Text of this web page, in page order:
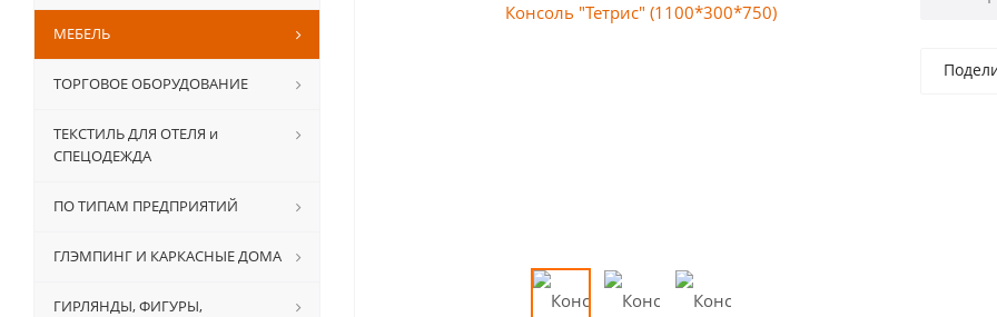
МЕБЕЛЬ
ТОРГОВОЕ ОБОРУДОВАНИЕ
ТЕКСТИЛЬ ДЛЯ ОТЕЛЯ и
СПЕЦОДЕЖДА
ПО ТИПАМ ПРЕДПРИЯТИЙ
ГЛЭМПИНГ И КАРКАСНЫЕ ДОМА
ГИРЛЯНДЫ, ФИГУРЫ,